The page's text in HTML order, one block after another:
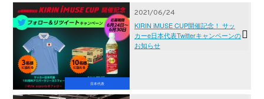
日本代表
2021/06/24
KIRIN iMUSE CUP開催記念！ サッ
カーe日本代表Twitterキャンペーンの
お知らせ